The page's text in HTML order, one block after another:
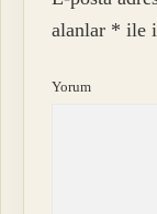
alanlar * ile
Yorum